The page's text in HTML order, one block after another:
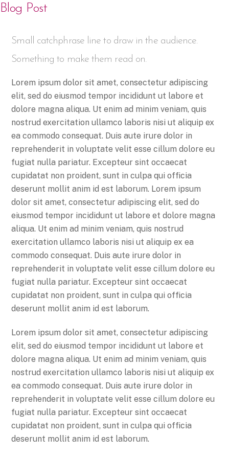
Blog Post
Small catchphrase line to draw in the audience.
Something to make them read on.
Lorem ipsum dolor sit amet, consectetur adipiscing
elit, sed do eiusmod tempor incididunt ut labore et
dolore magna aliqua. Ut enim ad minim veniam, quis
nostrud exercitation ullamco laboris nisi ut aliquip ex
ea commodo consequat. Duis aute irure dolor in
reprehenderit in voluptate velit esse cillum dolore eu
fugiat nulla pariatur. Excepteur sint occaecat
cupidatat non proident, sunt in culpa qui officia
deserunt mollit anim id est laborum. Lorem ipsum
dolor sit amet, consectetur adipiscing elit, sed do
eiusmod tempor incididunt ut labore et dolore magna
aliqua. Ut enim ad minim veniam, quis nostrud
exercitation ullamco laboris nisi ut aliquip ex ea
commodo consequat. Duis aute irure dolor in
reprehenderit in voluptate velit esse cillum dolore eu
fugiat nulla pariatur. Excepteur sint occaecat
cupidatat non proident, sunt in culpa qui officia
deserunt mollit anim id est laborum.
Lorem ipsum dolor sit amet, consectetur adipiscing
elit, sed do eiusmod tempor incididunt ut labore et
dolore magna aliqua. Ut enim ad minim veniam, quis
nostrud exercitation ullamco laboris nisi ut aliquip ex
ea commodo consequat. Duis aute irure dolor in
reprehenderit in voluptate velit esse cillum dolore eu
fugiat nulla pariatur. Excepteur sint occaecat
cupidatat non proident, sunt in culpa qui officia
deserunt mollit anim id est laborum.